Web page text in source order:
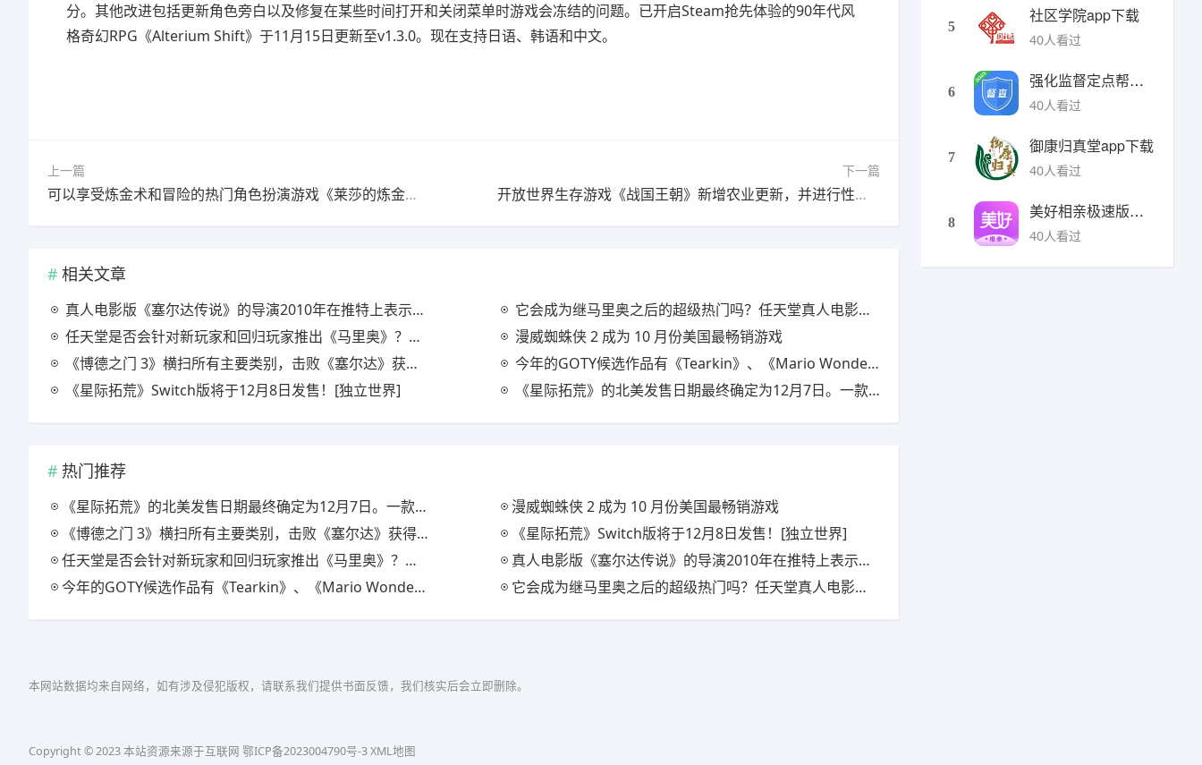
分。其他改进包括更新角色旁白以及修复在某些时间打开和关闭菜单时游戏会冻结的问题。已开启Steam抢先体验的90年代风
格奇幻RPG《Alterium Shift》于11月15日更新至v1.3.0。现在支持日语、韩语和中文。
上一篇
可以享受炼金术和冒险的热门角色扮演游戏《莱莎的炼金工房》系列的所有游戏，在 Steam 上以最低价格出售，直至 11 月 22 日。Koei Tecmo Games 秋季特卖
下一篇
开放世界生存游戏《战国王朝》新增农业更新，并进行性能优化
相关文章
真人电影版《塞尔达传说》的导演2010年在推特上表示，他想执导《塞尔达传说》。时隔13年，他的愿望实现了。
它会成为继马里奥之后的超级热门吗？任天堂真人电影改编《塞尔达传说》为何如此疯狂
任天堂是否会针对新玩家和回归玩家推出《马里奥》？继电影《超级马里奥》大获成功后，高瞻远瞩地发起游戏热潮
漫威蜘蛛侠 2 成为 10 月份美国最畅销游戏
《博德之门 3》横扫所有主要类别，击败《塞尔达》获得主要游戏奖项
今年的GOTY候选作品有《Tearkin》、《Mario Wonder》等6部作品！“2023 年游戏奖”提名名单公布
《星际拓荒》Switch版将于12月8日发售！[独立世界]
《星际拓荒》的北美发售日期最终确定为12月7日。一款重复“22分钟直到太阳系消失”的游戏，还将包含额外内容
热门推荐
《星际拓荒》的北美发售日期最终确定为12月7日。一款重复“22分钟直到太阳系消失”的游戏，还将包含额外内容
漫威蜘蛛侠 2 成为 10 月份美国最畅销游戏
《博德之门 3》横扫所有主要类别，击败《塞尔达》获得主要游戏奖项
《星际拓荒》Switch版将于12月8日发售！[独立世界]
任天堂是否会针对新玩家和回归玩家推出《马里奥》？继电影《超级马里奥》大获成功后，高瞻远瞩地发起游戏热潮
真人电影版《塞尔达传说》的导演2010年在推特上表示，他想执导《塞尔达传说》。时隔13年，他的愿望实现了。
今年的GOTY候选作品有《Tearkin》、《Mario Wonder》等6部作品！“2023 年游戏奖”提名名单公布
它会成为继马里奥之后的超级热门吗？任天堂真人电影改编《塞尔达传说》为何如此疯狂
5
社区学院app下载
40人看过
6
强化监督定点帮扶下载
40人看过
7
御康归真堂app下载
40人看过
8
美好相亲极速版下载
40人看过
本网站数据均来自网络，如有涉及侵犯版权，请联系我们提供书面反馈，我们核实后会立即删除。
Copyright © 2023 本站资源来源于互联网 鄂ICP备2023004790号-3XML地图